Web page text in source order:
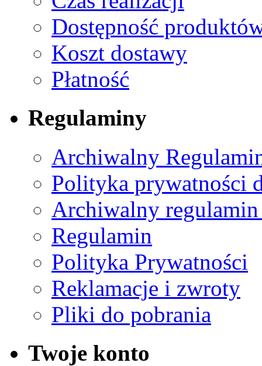
Dostępność
Koszt dostawy
Płatność
Regulaminy
Archiwalny
Polityka prywatności
Archiwalny
Regulamin
Polityka Prywatności
Reklamacje i zwroty
Pliki do pobrania
Twoje konto